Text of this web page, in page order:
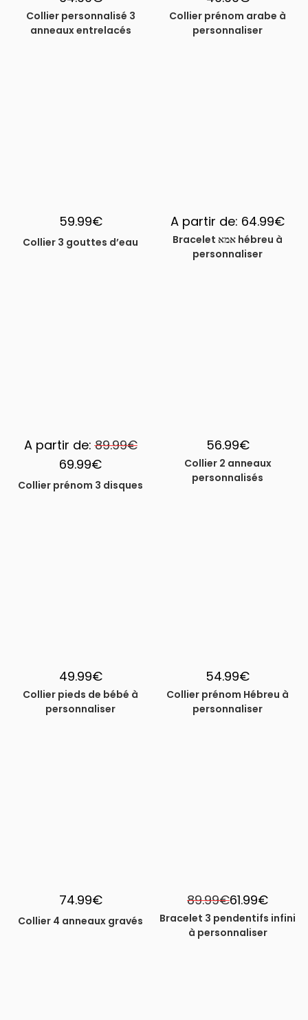
Collier personnalisé 3
anneaux entrelacés
Collier prénom arabe à
personnaliser
59.99€
Collier 3 gouttes d’eau
A partir de: 64.99€
Bracelet אמא hébreu à
personnaliser
A partir de:89.99€
69.99€
Collier prénom 3 disques
56.99€
Collier 2 anneaux
personnalisés
49.99€
Collier pieds de bébé à
personnaliser
54.99€
Collier prénom Hébreu à
personnaliser
74.99€
Collier 4 anneaux gravés
89.99€61.99€
Bracelet 3 pendentifs infini
à personnaliser